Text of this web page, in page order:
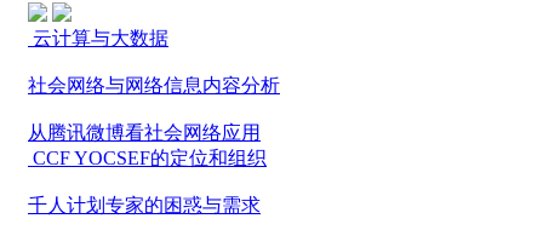
云计算与大数据
社会网络与网络信息内容分析
从腾讯微博看社会网络应用
CCF YOCSEF的定位和组织
千人计划专家的困惑与需求